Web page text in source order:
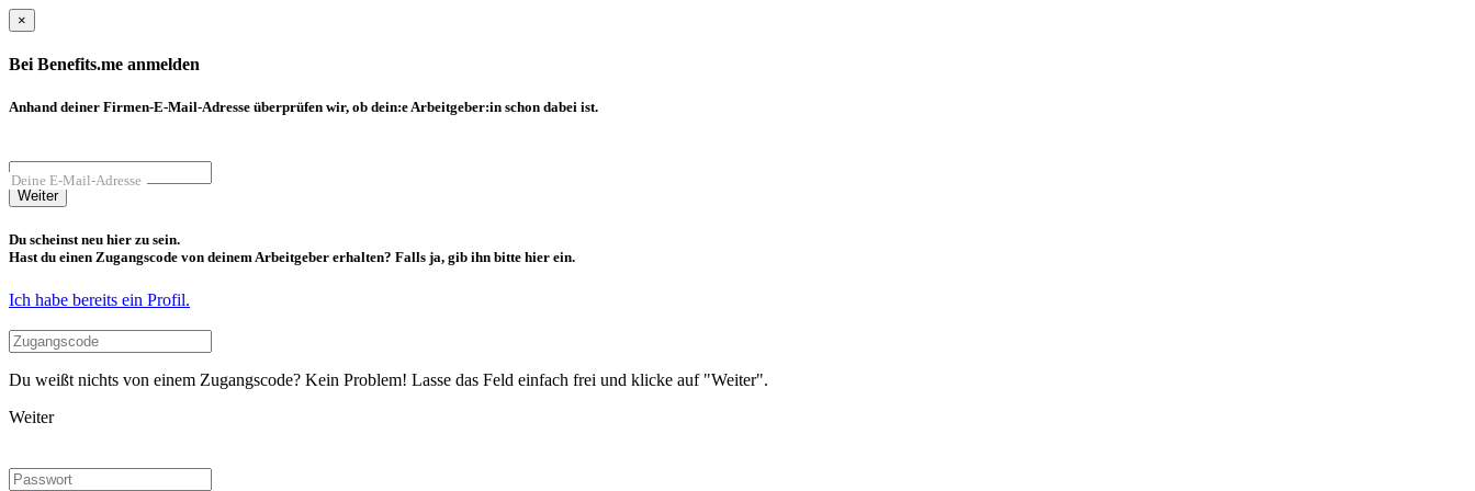
×
Bei Benefits.me anmelden
Anhand deiner Firmen-E-Mail-Adresse überprüfen wir, ob dein:e Arbeitgeber:in schon dabei ist.
Deine E-Mail-Adresse
Weiter
Du scheinst neu hier zu sein.
Hast du einen Zugangscode von deinem Arbeitgeber erhalten? Falls ja, gib ihn bitte hier ein.
Ich habe bereits ein Profil.
Du weißt nichts von einem Zugangscode? Kein Problem! Lasse das Feld einfach frei und klicke auf "Weiter".
Weiter